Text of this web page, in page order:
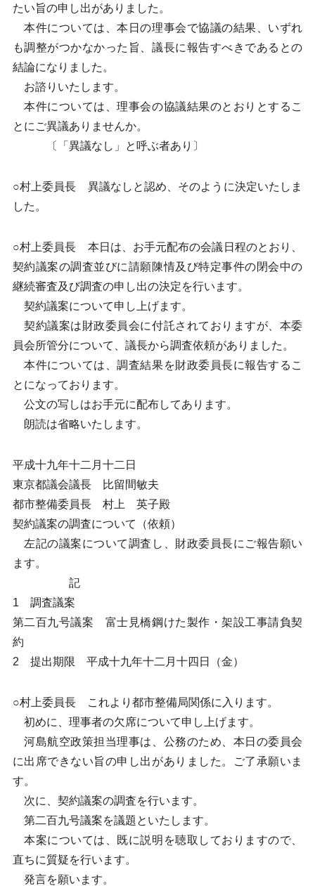
たい旨の申し出がありました。
本件については、本日の理事会で協議の結果、いずれ
も調整がつかなかった旨、議長に報告すべきであるとの
結論になりました。
お諮りいたします。
本件については、理事会の協議結果のとおりとするこ
とにご異議ありませんか。
〔「異議なし」と呼ぶ者あり〕
○村上委員長 異議なしと認め、そのように決定いたしま
した。
○村上委員長 本日は、お手元配布の会議日程のとおり、
契約議案の調査並びに請願陳情及び特定事件の閉会中の
継続審査及び調査の申し出の決定を行います。
契約議案について申し上げます。
契約議案は財政委員会に付託されておりますが、本委
員会所管分について、議長から調査依頼がありました。
本件については、調査結果を財政委員長に報告するこ
とになっております。
公文の写しはお手元に配布してあります。
朗読は省略いたします。
平成十九年十二月十二日
東京都議会議長 比留間敏夫
都市整備委員長 村上 英子殿
契約議案の調査について（依頼）
左記の議案について調査し、財政委員長にご報告願い
ます。
記
1 調査議案
第二百九号議案 富士見橋鋼けた製作・架設工事請負契
約
2 提出期限 平成十九年十二月十四日（金）
○村上委員長 これより都市整備局関係に入ります。
初めに、理事者の欠席について申し上げます。
河島航空政策担当理事は、公務のため、本日の委員会
に出席できない旨の申し出がありました。ご了承願いま
す。
次に、契約議案の調査を行います。
第二百九号議案を議題といたします。
本案については、既に説明を聴取しておりますので、
直ちに質疑を行います。
発言を願います。